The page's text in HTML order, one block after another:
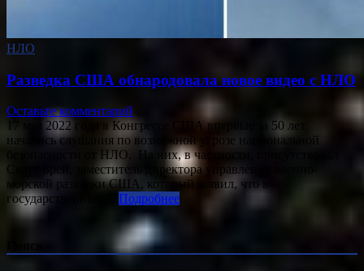
НЛО
Разведка США обнародовала новое видео с НЛО
Оставьте комментарий
17 мая 2022 года в Конгрессе США впервые за 50 лет
начались слушания по возможной угрозе национальной
безопасности от НЛО. На них, в частности, присутствовал
Скотт Брей, заместитель директора управления военно-
морской разведки США, который заявил, что в
государственных… Подробнее